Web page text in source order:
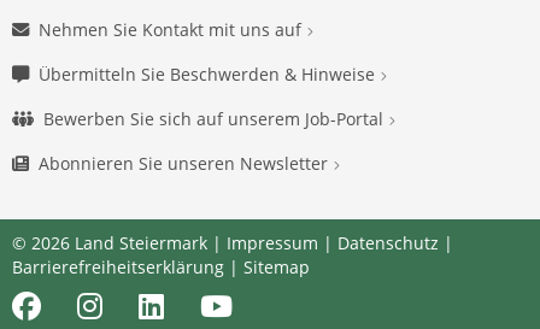
Nehmen Sie Kontakt mit uns auf
Übermitteln Sie Beschwerden & Hinweise
Bewerben Sie sich auf unserem Job-Portal
Abonnieren Sie unseren Newsletter
© 2026 Land Steiermark | Impressum | Datenschutz |
Barrierefreiheitserklärung | Sitemap
FacebookInstagramLinkedInYoutube